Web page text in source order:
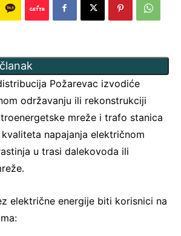
Požarevac izvodiće
održavanju ili rekonstrukciji
mreže i trafo stanica
napajanja električnom
u trasi dalekovoda ili
električne energije biti korisnici na